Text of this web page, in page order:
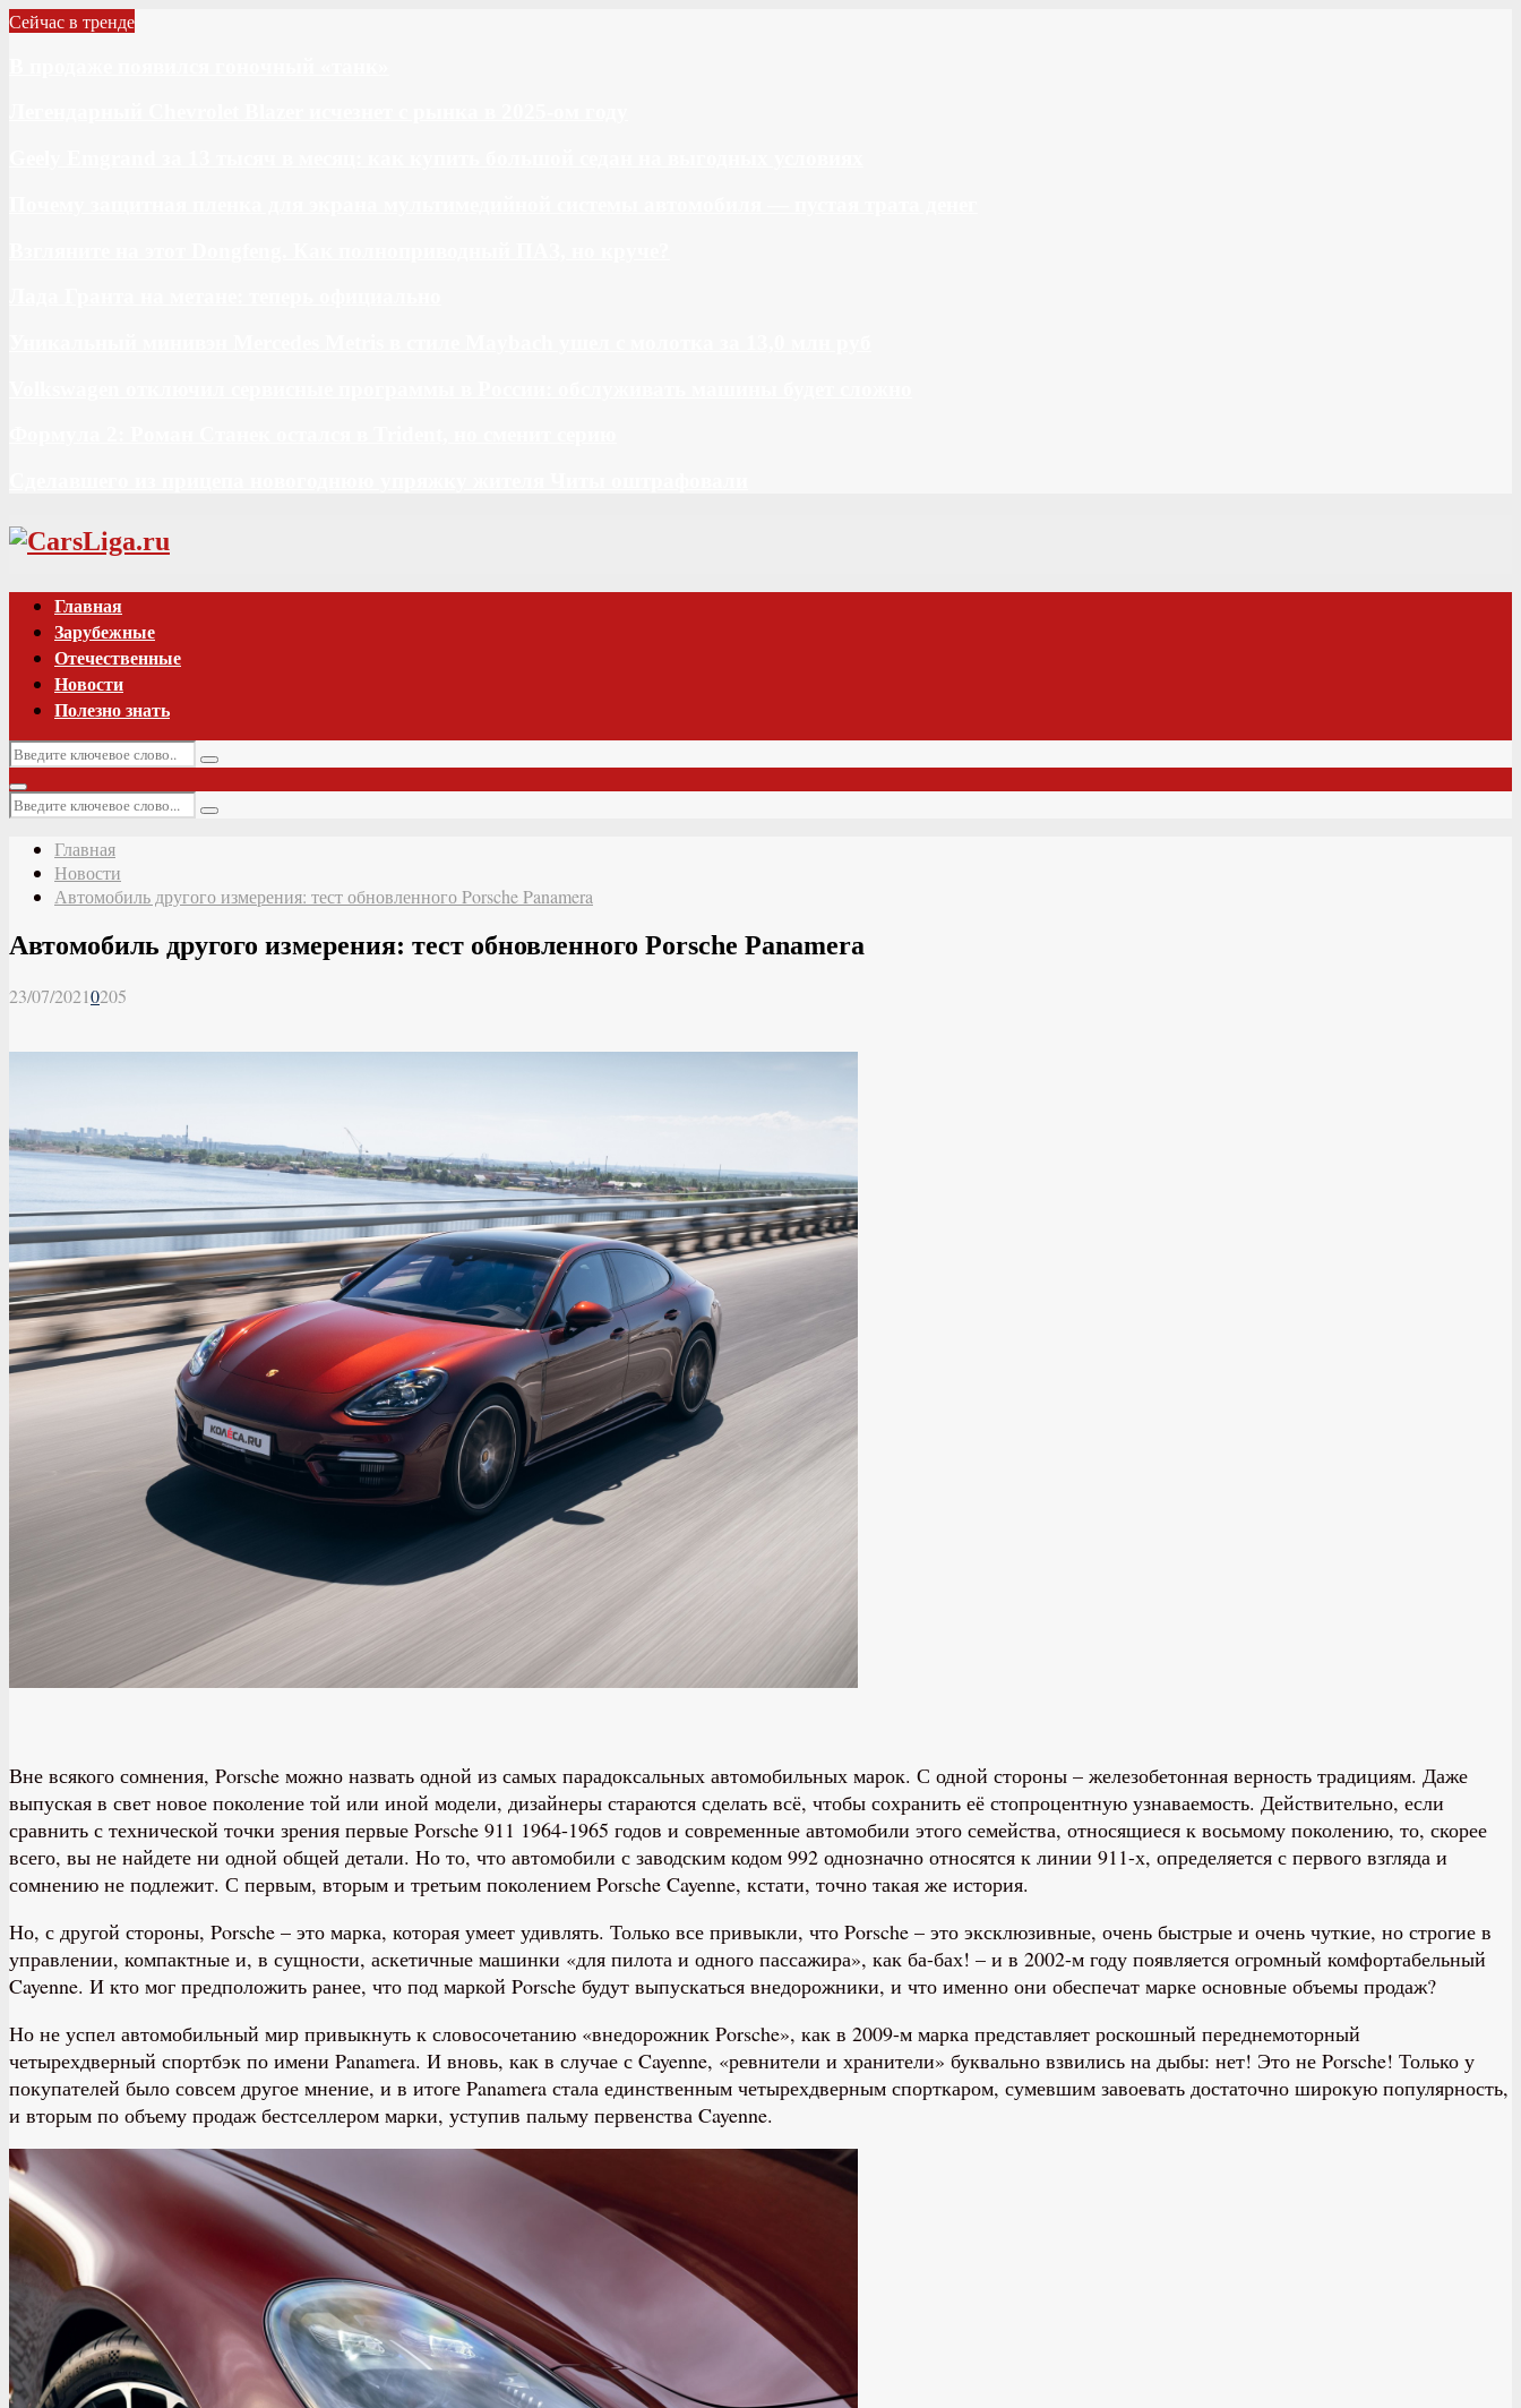
Сейчас в тренде
Vk
Главная
Зарубежные
Отечественные
Новости
Полезно знать
Искать:
Поиск
Основное
меню
Искать:
Поиск
Главная
Новости
Автомобиль другого измерения: тест обновленного Porsche Panamera
Автомобиль другого измерения: тест обновленного Porsche Panamera
23/07/20210205
Вне всякого сомнения, Porsche можно назвать одной из самых парадоксальных автомобильных марок. С одной стороны – железобетонная верность традициям. Даже
выпуская в свет новое поколение той или иной модели, дизайнеры стараются сделать всё, чтобы сохранить её стопроцентную узнаваемость. Действительно, если
сравнить с технической точки зрения первые Porsche 911 1964-1965 годов и современные автомобили этого семейства, относящиеся к восьмому поколению, то, скорее
всего, вы не найдете ни одной общей детали. Но то, что автомобили с заводским кодом 992 однозначно относятся к линии 911-х, определяется с первого взгляда и
сомнению не подлежит. С первым, вторым и третьим поколением Porsche Cayenne, кстати, точно такая же история.
Но, с другой стороны, Porsche – это марка, которая умеет удивлять. Только все привыкли, что Porsche – это эксклюзивные, очень быстрые и очень чуткие, но строгие в
управлении, компактные и, в сущности, аскетичные машинки «для пилота и одного пассажира», как ба-бах! – и в 2002-м году появляется огромный комфортабельный
Cayenne. И кто мог предположить ранее, что под маркой Porsche будут выпускаться внедорожники, и что именно они обеспечат марке основные объемы продаж?
Но не успел автомобильный мир привыкнуть к словосочетанию «внедорожник Porsche», как в 2009-м марка представляет роскошный переднемоторный
четырехдверный спортбэк по имени Panamera. И вновь, как в случае с Cayenne, «ревнители и хранители» буквально взвились на дыбы: нет! Это не Porsche! Только у
покупателей было совсем другое мнение, и в итоге Panamera стала единственным четырехдверным спорткаром, сумевшим завоевать достаточно широкую популярность,
и вторым по объему продаж бестселлером марки, уступив пальму первенства Cayenne.